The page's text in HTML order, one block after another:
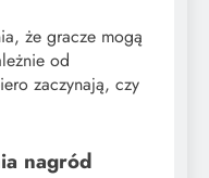
że gracze mogą
od
zaczynają, czy
nagród